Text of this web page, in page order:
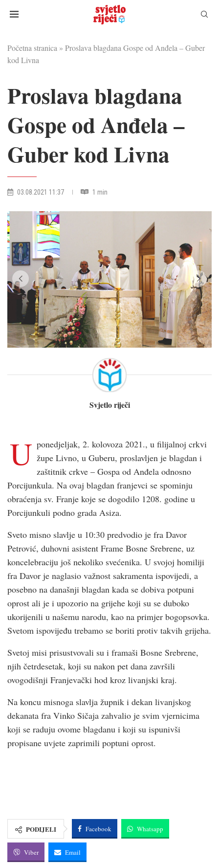
Početna stranica » Proslava blagdana Gospe od Anđela – Guber
kod Livna
Proslava blagdana
Gospe od Anđela –
Guber kod Livna
03.08.2021 11:37 1 min
Svjetlo riječi
U ponedjeljak, 2. kolovoza 2021., u filijalnoj crkvi
župe Livno, u Guberu, proslavljen je blagdan i
zaštitnik crkve – Gospa od Anđela odnosno
Porcijunkula. Na ovaj blagdan franjevci se spominju
obraćenja sv. Franje koje se dogodilo 1208. godine u
Porcijunkuli podno grada Asiza.
Sveto misno slavlje u 10:30 predvodio je fra Davor
Petrović, duhovni asistent Frame Bosne Srebrene, uz
koncelebraciju još nekoliko svećenika. U svojoj homiliji
fra Davor je naglasio važnost sakramenta ispovijedi, a
posebno na današnji blagdan kada se dobiva potpuni
oprost ali je i upozorio na grijehe koji su se duboko
ukorijenili u našemu narodu, kao na primjer bogopsovka.
Svetom ispovijeđu trebamo se boriti protiv takvih grijeha.
Svetoj misi prisustvovali su i framaši Bosne Srebrene,
njih četrdesetak, koji su nakon pet dana završili
ovogodišnji Franjevački hod kroz livanjski kraj.
Na koncu misnoga slavlja župnik i dekan livanjskog
dekanata fra Vinko Sičaja zahvalio je svim vjernicima
koji se raduju ovome blagdanu i koji su ispunivši
propisane uvjete zaprimili poptuni oprost.
PODIJELI Facebook Whatsapp
Viber Email